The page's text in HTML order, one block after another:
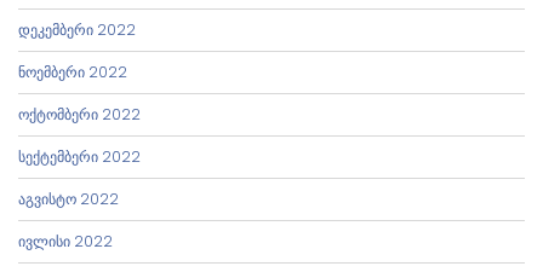
დეკემბერი 2022
ნოემბერი 2022
ოქტომბერი 2022
სექტემბერი 2022
აგვისტო 2022
ივლისი 2022